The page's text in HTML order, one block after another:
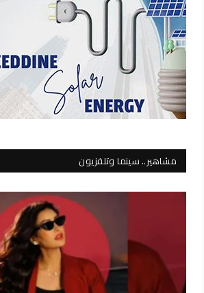
مشاهير.. سينما وتلفزيون